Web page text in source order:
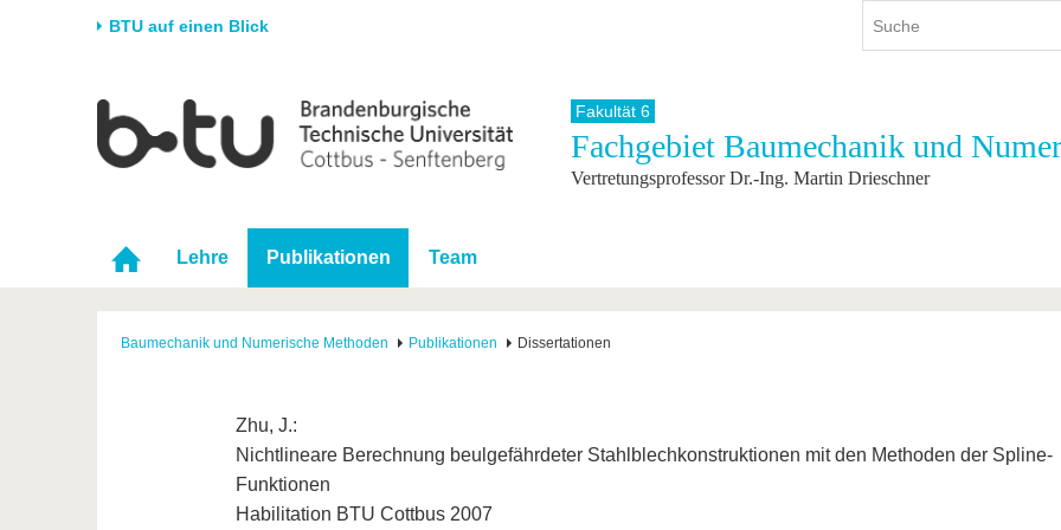
BTU auf einen Blick
Universität
Karriere & Engagement
Partnerschaften &
Strukturwandel
Forschung
Förderung
Wissenschaftlicher
Nachwuchs
Studium
Studienangebot
Nach dem Studium
International
Internationales Profil
Für internationale
Studierende
Weiterbildung
Weiterbildungsangebote
Fakultät 6
Fachgebiet Baumechanik und
Vertretungsprofessor Dr.-Ing. Martin Drieschner
Lehre Publikationen Team
Baumechanik und Numerische Methoden Publikationen Dissertationen
Zhu, J.:
Nichtlineare Berechnung beulgefährdeter Stahlblechkonstruktionen mit den Methoden der Spline-
Funktionen
Habilitation BTU Cottbus 2007